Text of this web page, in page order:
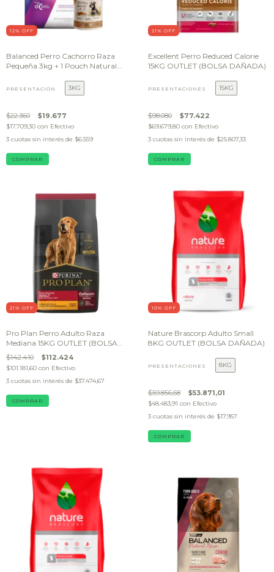
12% OFF
Balanced Perro Cachorro Raza
Pequeña 3kg + 1 Pouch Natural
PRESENTACIÓN 3KG
$22.360 $19.677
$17.709,30 con Efectivo
3 cuotas sin interés de $6.559
COMPRAR
21 % OFF
Excellent Perro Reduced Calorie
15KG OUTLET (BOLSA DAÑADA)
PRESENTACIONES 15KG
$98.080 $77.422
$69.679,80 con Efectivo
3 cuotas sin interés de $25.807,33
COMPRAR
21 % OFF
Pro Plan Perro Adulto Raza
Mediana 15KG OUTLET (BOLSA
DAÑADA)
$142.410 $112.424
$101.181,60 con Efectivo
3 cuotas sin interés de $37.474,67
10% OFF
Nature Brascorp Adulto Small
8KG OUTLET (BOLSA DAÑADA)
PRESENTACIONES 8KG
$59.856,68 $53.871,01
$48.483,91 con Efectivo
3 cuotas sin interés de $17.957
COMPRAR